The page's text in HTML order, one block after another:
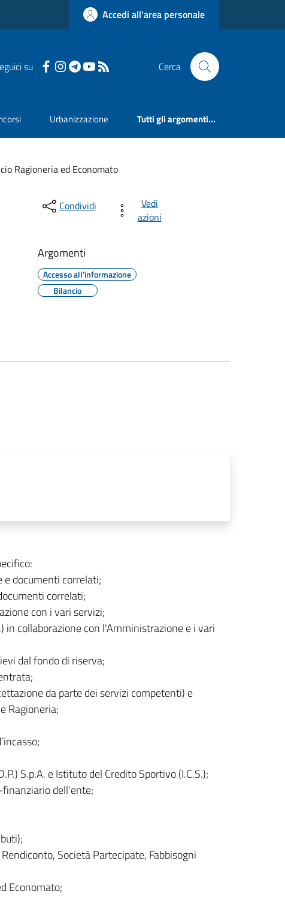
Accedi all'area personale
su Cerca
Urbanizzazione Tutti gli argomenti...
Ragioneria ed Economato
Condividi
Vedi
azioni
Argomenti
Accesso all'informazione
Bilancio
e documenti correlati;
correlati;
con i vari servizi;
in collaborazione con l'Amministrazione e i vari
dal fondo di riserva;
da parte dei servizi competenti) e
Ragioneria;
S.p.A. e Istituto del Credito Sportivo (I.C.S.);
dell'ente;
Società Partecipate, Fabbisogni
Economato;